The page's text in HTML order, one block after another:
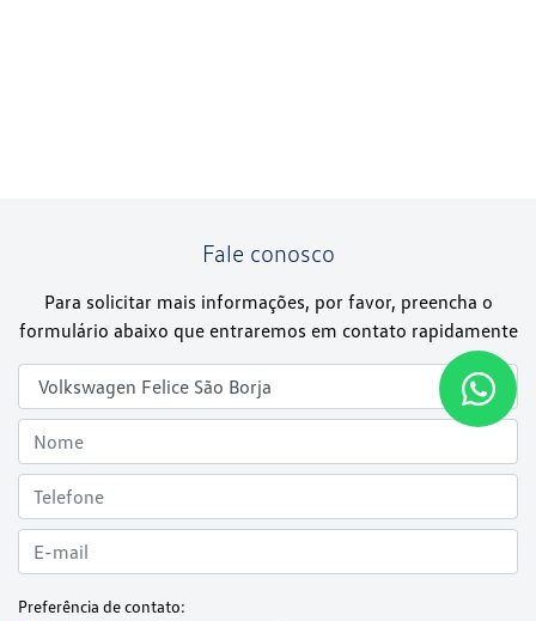
Fale conosco
Para solicitar mais informações, por favor, preencha o
formulário abaixo que entraremos em contato rapidamente
Preferência de contato: